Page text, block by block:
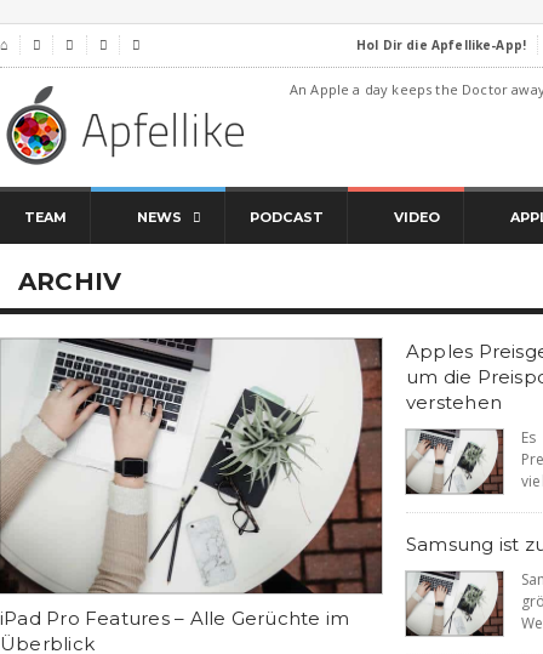
⌂     Hol Dir die Apfellike-App!
An Apple a day keeps the Doctor
TEAM NEWS PODCAST VIDEO
ARCHIV
iPad Pro Features – Alle Gerüchte im
Überblick
Apples
um die
verstehen
Samsung ist